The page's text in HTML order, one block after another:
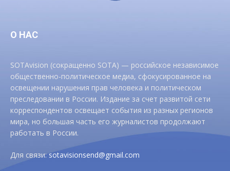
О НАС
SOTAvision (сокращенно SOTA) — российское независимое
общественно-политическое медиа, сфокусированное на
освещении нарушения прав человека и политическом
преследовании в России. Издание за счет развитой сети
корреспондентов освещает события из разных регионов
мира, но большая часть его журналистов продолжают
работать в России.
Для связи:sotavisionsend@gmail.com